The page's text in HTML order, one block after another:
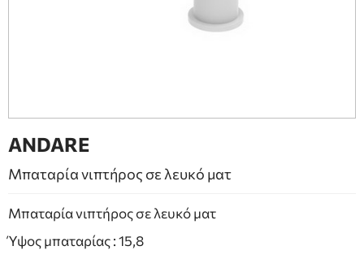
ΤΖΑΚΙ
ANDARE
Μπαταρία νιπτήρος σε λευκό ματ
Μπαταρία νιπτήρος σε λευκό ματ
Ύψος μπαταρίας : 15,8